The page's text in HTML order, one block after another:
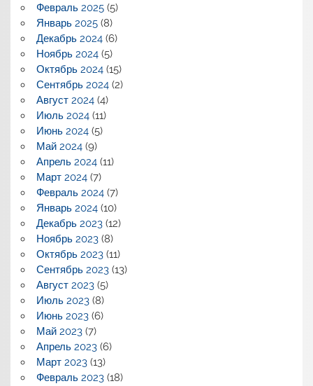
Февраль 2025(5)
Январь 2025(8)
Декабрь 2024(6)
Ноябрь 2024(5)
Октябрь 2024(15)
Сентябрь 2024(2)
Август 2024(4)
Июль 2024(11)
Июнь 2024(5)
Май 2024(9)
Апрель 2024(11)
Март 2024(7)
Февраль 2024(7)
Январь 2024(10)
Декабрь 2023(12)
Ноябрь 2023(8)
Октябрь 2023(11)
Сентябрь 2023(13)
Август 2023(5)
Июль 2023(8)
Июнь 2023(6)
Май 2023(7)
Апрель 2023(6)
Март 2023(13)
Февраль 2023(18)